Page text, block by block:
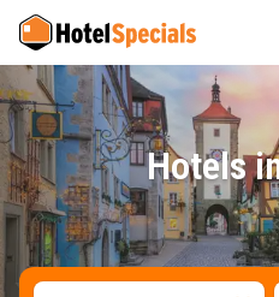
Hotels